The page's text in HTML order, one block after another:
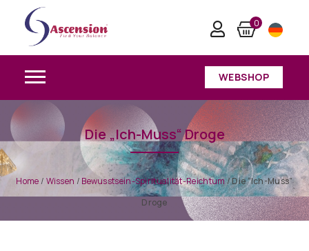
0
WEBSHOP
Die „Ich-Muss“ Droge
Home / Wissen / Bewusstsein-Spiritualität-Reichtum/Die “Ich-Muss”
Droge